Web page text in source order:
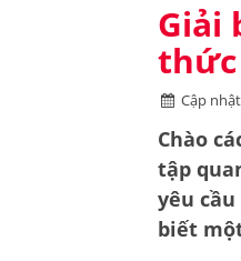
Giải
thức
Cập
Chào
tập
yêu
biết